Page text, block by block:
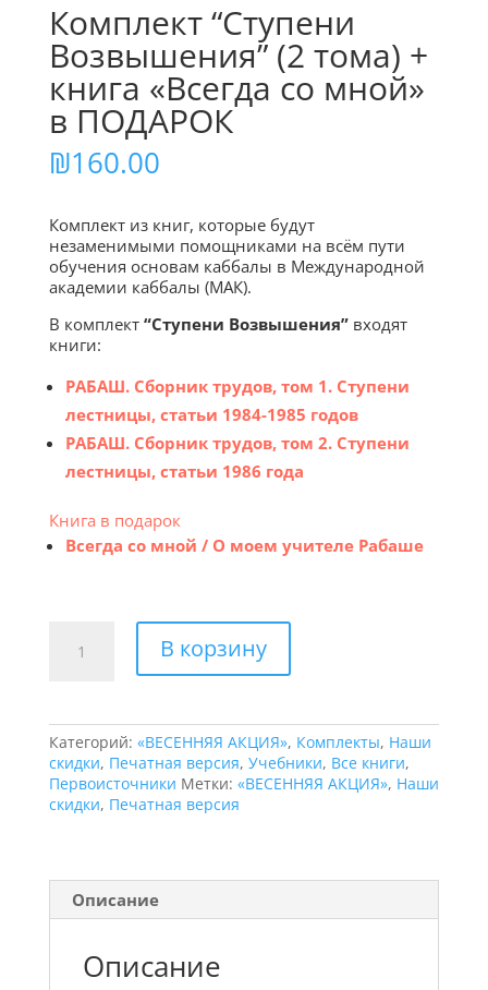
Комплект “Ступени
Возвышения” (2 тома) +
книга «Всегда со мной»
в ПОДАРОК
₪160.00
Комплект из книг, которые будут
незаменимыми помощниками на всём пути
обучения основам каббалы в Международной
академии каббалы (МАК).
В комплект “Ступени Возвышения”входят
книги:
РАБАШ. Сборник трудов, том 1. Ступени
лестницы, статьи 1984-1985 годов
РАБАШ. Сборник трудов, том 2. Ступени
лестницы, статьи 1986 года
Книга в подарок
Всегда со мной / О моем учителе Рабаше
Количество
товара
(2
тома)
+
книга
"Всегда
в
ПОДАРОК
В корзину
Категорий: «ВЕСЕННЯЯ АКЦИЯ», Комплекты, Наши
скидки, Печатная версия, Учебники, Все книги,
Первоисточники Метки: «ВЕСЕННЯЯ АКЦИЯ», Наши
скидки, Печатная версия
Описание
Описание